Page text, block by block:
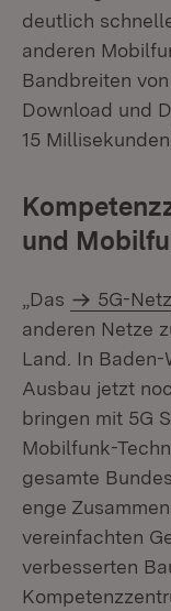
deutlich
anderen
Bandbreiten
Download und
15
und
„Das 5G-Netz
anderen Netze
Land. In
Ausbau jetzt
bringen mit 5G
Mobilfunk-
gesamte
enge
vereinfachten
verbesserten